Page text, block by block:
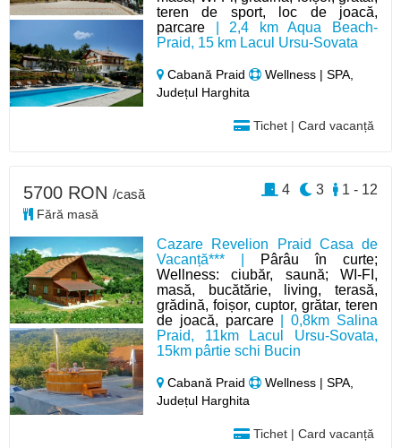
teren de sport, loc de joacă,
parcare | 2,4 km Aqua Beach-
Praid, 15 km Lacul Ursu-Sovata
Cabană Praid
Wellness | SPA,
Județul Harghita
Tichet | Card vacanță
Cazare Revelion Praid Casa de
Vacanță*** |
Pârâu în curte;
Wellness: ciubăr, saună; WI-FI,
masă, bucătărie, living, terasă,
grădină, foișor, cuptor, grătar, teren
de joacă, parcare| 0,8km Salina
Praid, 11km Lacul Ursu-Sovata,
15km pârtie schi Bucin
Cabană Praid
Wellness | SPA,
Județul Harghita
Tichet | Card vacanță
5700 RON /casă
Fără masă
1 - 12
3
4